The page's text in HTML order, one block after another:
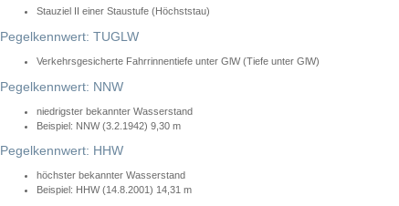
Stauziel II einer Staustufe (Höchststau)
Pegelkennwert: TUGLW
Verkehrsgesicherte Fahrrinnentiefe unter GlW (Tiefe unter GlW)
Pegelkennwert: NNW
niedrigster bekannter Wasserstand
Beispiel: NNW (3.2.1942) 9,30 m
Pegelkennwert: HHW
höchster bekannter Wasserstand
Beispiel: HHW (14.8.2001) 14,31 m